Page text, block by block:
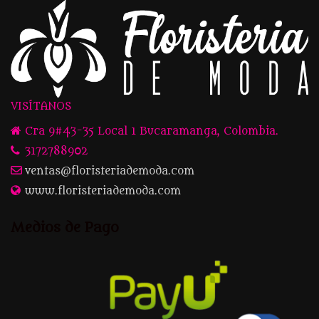
VISÍTANOS
Cra 9#43-35 Local 1 Bucaramanga, Colombia.
3172788902
ventas@floristeriademoda.com
www.floristeriademoda.com